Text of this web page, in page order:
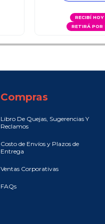
RECIBÍ
RETIRÁ POR
Compras
Libro De Quejas, Sugerencias Y
Reclamos
Costo de Envíos y Plazos de
Entrega
Ventas Corporativas
FAQs